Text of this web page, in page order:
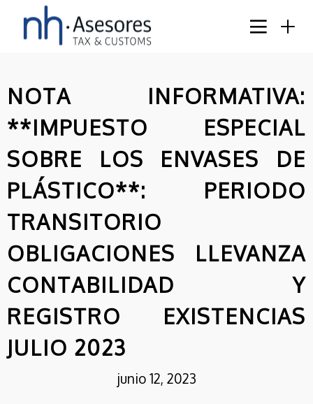
8
JUNIO
2026
ACTUALIZADO EL
CATÁLOGO DE MEDIDAS
ESTANDARIZADAS DE
CON NUEVAS
ACTUACIONES EN EL
ÁMBITO RESIDENCIAL
6
MAYO
SOLICITUD DE AYUDAS
DE VEHÍCULOS NO
BENEFICIARIOS DEL
NOTA INFORMATIVA:
**IMPUESTO ESPECIAL
SOBRE LOS ENVASES DE
PLÁSTICO**: PERIODO
TRANSITORIO
OBLIGACIONES LLEVANZA
CONTABILIDAD Y
REGISTRO EXISTENCIAS
JULIO 2023
junio 12, 2023